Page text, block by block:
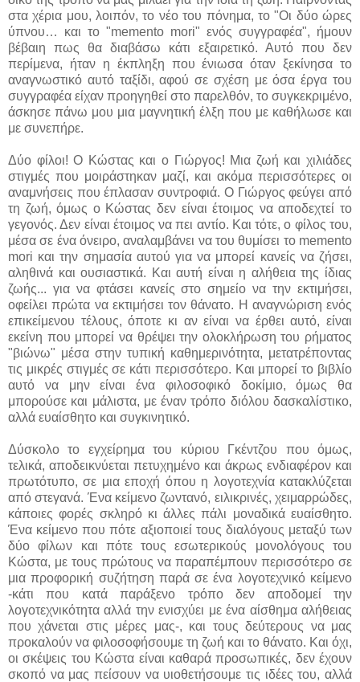
στα χέρια μου, λοιπόν, το νέο του πόνημα, το "Οι δύο ώρες
ύπνου… και το "memento mori" ενός συγγραφέα", ήμουν
βέβαιη πως θα διαβάσω κάτι εξαιρετικό. Αυτό που δεν
περίμενα, ήταν η έκπληξη που ένιωσα όταν ξεκίνησα το
αναγνωστικό αυτό ταξίδι, αφού σε σχέση με όσα έργα του
συγγραφέα είχαν προηγηθεί στο παρελθόν, το συγκεκριμένο,
άσκησε πάνω μου μια μαγνητική έλξη που με καθήλωσε και
με συνεπήρε.
Δύο φίλοι! Ο Κώστας και ο Γιώργος! Μια ζωή και χιλιάδες
στιγμές που μοιράστηκαν μαζί, και ακόμα περισσότερες οι
αναμνήσεις που έπλασαν συντροφιά. Ο Γιώργος φεύγει από
τη ζωή, όμως ο Κώστας δεν είναι έτοιμος να αποδεχτεί το
γεγονός. Δεν είναι έτοιμος να πει αντίο. Και τότε, ο φίλος του,
μέσα σε ένα όνειρο, αναλαμβάνει να του θυμίσει το memento
mori και την σημασία αυτού για να μπορεί κανείς να ζήσει,
αληθινά και ουσιαστικά. Και αυτή είναι η αλήθεια της ίδιας
ζωής... για να φτάσει κανείς στο σημείο να την εκτιμήσει,
οφείλει πρώτα να εκτιμήσει τον θάνατο. Η αναγνώριση ενός
επικείμενου τέλους, όποτε κι αν είναι να έρθει αυτό, είναι
εκείνη που μπορεί να θρέψει την ολοκλήρωση του ρήματος
"βιώνω" μέσα στην τυπική καθημερινότητα, μετατρέποντας
τις μικρές στιγμές σε κάτι περισσότερο. Και μπορεί το βιβλίο
αυτό να μην είναι ένα φιλοσοφικό δοκίμιο, όμως θα
μπορούσε και μάλιστα, με έναν τρόπο διόλου δασκαλίστικο,
αλλά ευαίσθητο και συγκινητικό.
Δύσκολο το εγχείρημα του κύριου Γκέντζου που όμως,
τελικά, αποδεικνύεται πετυχημένο και άκρως ενδιαφέρον και
πρωτότυπο, σε μια εποχή όπου η λογοτεχνία κατακλύζεται
από στεγανά. Ένα κείμενο ζωντανό, ειλικρινές, χειμαρρώδες,
κάποιες φορές σκληρό κι άλλες πάλι μοναδικά ευαίσθητο.
Ένα κείμενο που πότε αξιοποιεί τους διαλόγους μεταξύ των
δύο φίλων και πότε τους εσωτερικούς μονολόγους του
Κώστα, με τους πρώτους να παραπέμπουν περισσότερο σε
μια προφορική συζήτηση παρά σε ένα λογοτεχνικό κείμενο
-κάτι που κατά παράξενο τρόπο δεν αποδομεί την
λογοτεχνικότητα αλλά την ενισχύει με ένα αίσθημα αλήθειας
που χάνεται στις μέρες μας-, και τους δεύτερους να μας
προκαλούν να φιλοσοφήσουμε τη ζωή και το θάνατο. Και όχι,
οι σκέψεις του Κώστα είναι καθαρά προσωπικές, δεν έχουν
σκοπό να μας πείσουν να υιοθετήσουμε τις ιδέες του, αλλά